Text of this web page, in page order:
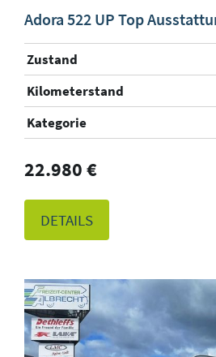
Adora 522 UP Top
Zustand
Kilometerstand
Kategorie
22.980 €
DETAILS